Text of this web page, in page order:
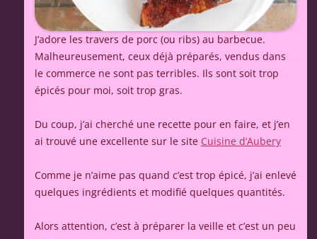
J’adore les travers de porc (ou ribs) au barbecue.
Malheureusement, ceux déjà préparés, vendus dans
le commerce ne sont pas terribles. Ils sont soit trop
épicés pour moi, soit trop gras.
Du coup, j’ai cherché une recette pour en faire, et j’en
ai trouvé une excellente sur le site Cuisine d’Aubery
Comme je n’aime pas quand c’est trop épicé, j’ai enlevé
quelques ingrédients et modifié quelques quantités.
Alors attention, c’est à préparer la veille et c’est un peu